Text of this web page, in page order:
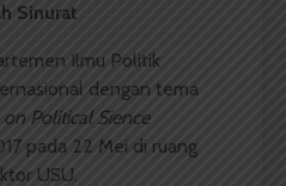
Sinurat
Ilmu Politik
dengan tema
Political Sience
pada 22 Mei di ruang
USU.